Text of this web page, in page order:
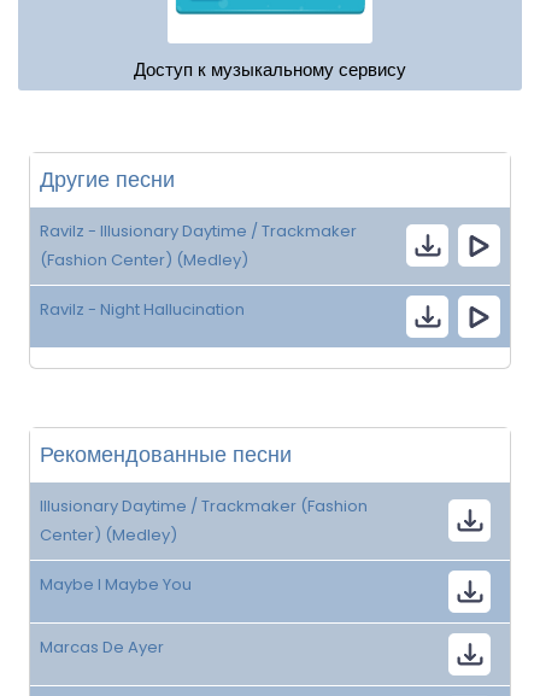
Доступ к музыкальному сервису
Другие песни
Ravilz - Illusionary Daytime / Trackmaker
(Fashion Center) (Medley)
Ravilz - Night Hallucination
Рекомендованные песни
Illusionary Daytime / Trackmaker (Fashion
Center) (Medley)
Maybe I Maybe You
Marcas De Ayer